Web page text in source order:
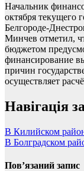
Начальник
октября текущего
Белгороде-
Минчев отметил,
бюджетом
финансирование
причин
осуществляет
Навігація
В Килийском
В Болградском
Пов’язаний запис